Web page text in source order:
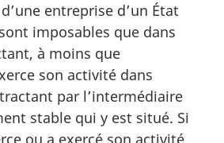
entreprise d’un État
imposables que dans
à moins que
son activité dans
par l’intermédiaire
stable qui y est situé. Si